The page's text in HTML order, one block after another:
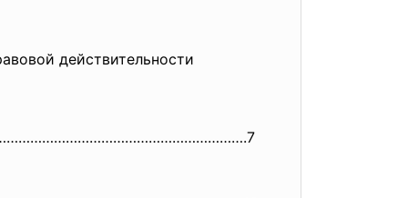
действительности
…….7